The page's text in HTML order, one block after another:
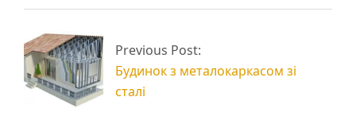
металоконструкції
(ЛМК)
Металоконструкції з
труб і профілю
Previous Post:
Будинок з металокаркасом зі
сталі